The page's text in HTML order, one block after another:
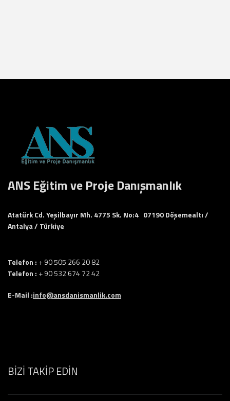
ANS Eğitim ve Proje Danışmanlık
Atatürk Cd. Yeşilbayır Mh. 4775 Sk. No:4 07190 Döşemealtı /
Antalya / Türkiye
Telefon : + 90 505 266 20 82
Telefon : + 90 532 674 72 42
E-Mail :info@ansdanismanlik.com
BİZİ TAKİP EDİN